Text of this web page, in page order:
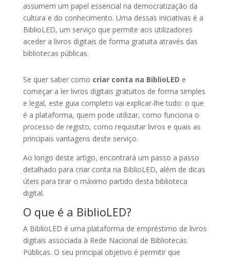
assumem um papel essencial na democratização da
cultura e do conhecimento. Uma dessas iniciativas é a
BiblioLED, um serviço que permite aos utilizadores
aceder a livros digitais de forma gratuita através das
bibliotecas públicas.
Se quer saber como criar conta na BiblioLED e
começar a ler livros digitais gratuitos de forma simples
e legal, este guia completo vai explicar-lhe tudo: o que
é a plataforma, quem pode utilizar, como funciona o
processo de registo, como requisitar livros e quais as
principais vantagens deste serviço.
Ao longo deste artigo, encontrará um passo a passo
detalhado para criar conta na BiblioLED, além de dicas
úteis para tirar o máximo partido desta biblioteca
digital.
O que é a BiblioLED?
A BiblioLED é uma plataforma de empréstimo de livros
digitais associada à Rede Nacional de Bibliotecas
Públicas. O seu principal objetivo é permitir que